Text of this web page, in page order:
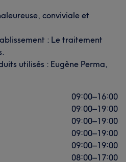
conviviale et
: Le traitement
utilisés : Eugène Perma,
09:00–16:00
09:00–19:00
09:00–19:00
09:00–19:00
09:00–19:00
08:00–17:00